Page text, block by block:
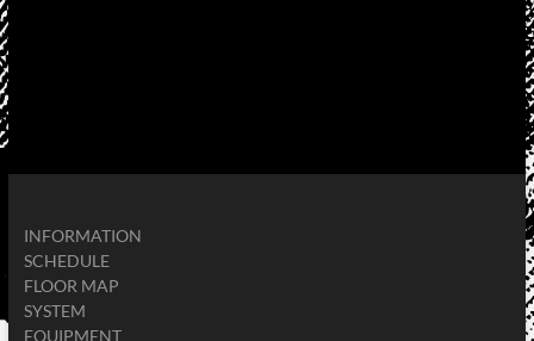
INFORMATION
SCHEDULE
FLOOR MAP
SYSTEM
EQUIPMENT